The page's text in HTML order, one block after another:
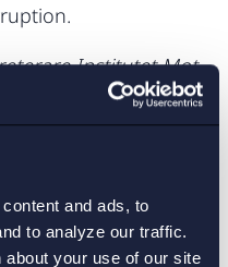
and ads, to
to analyze our traffic.
your use of our site
Institutet Mot
som sedan
för att
av andra